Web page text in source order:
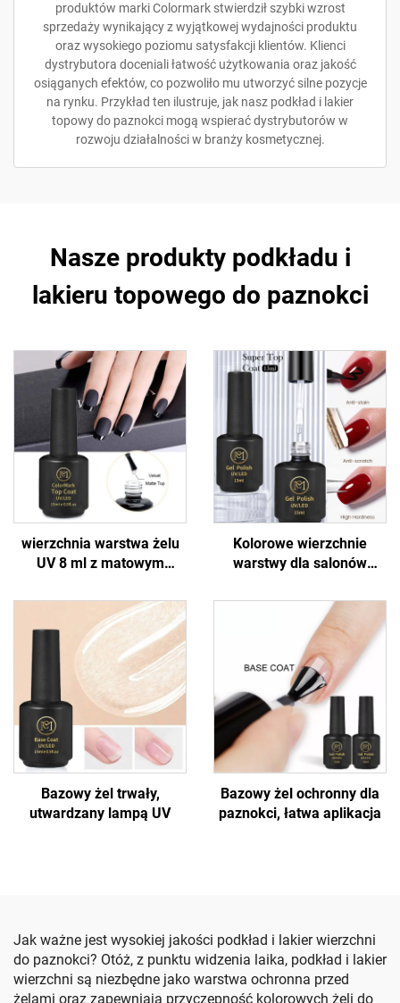
produktów marki Colormark stwierdził szybki wzrost
sprzedaży wynikający z wyjątkowej wydajności produktu
oraz wysokiego poziomu satysfakcji klientów. Klienci
dystrybutora doceniali łatwość użytkowania oraz jakość
osiąganych efektów, co pozwoliło mu utworzyć silne pozycje
na rynku. Przykład ten ilustruje, jak nasz podkład i lakier
topowy do paznokci mogą wspierać dystrybutorów w
rozwoju działalności w branży kosmetycznej.
Nasze produkty podkładu i
lakieru topowego do paznokci
wierzchnia warstwa żelu
UV 8 ml z matowym
Kolorowe wierzchnie
warstwy dla salonów
Bazowy żel trwały,
utwardzany lampą UV
Bazowy żel ochronny dla
paznokci, łatwa aplikacja
Jak ważne jest wysokiej jakości podkład i lakier wierzchni
do paznokci? Otóż, z punktu widzenia laika, podkład i lakier
wierzchni są niezbędne jako warstwa ochronna przed
żelami oraz zapewniają przyczepność kolorowych żeli do